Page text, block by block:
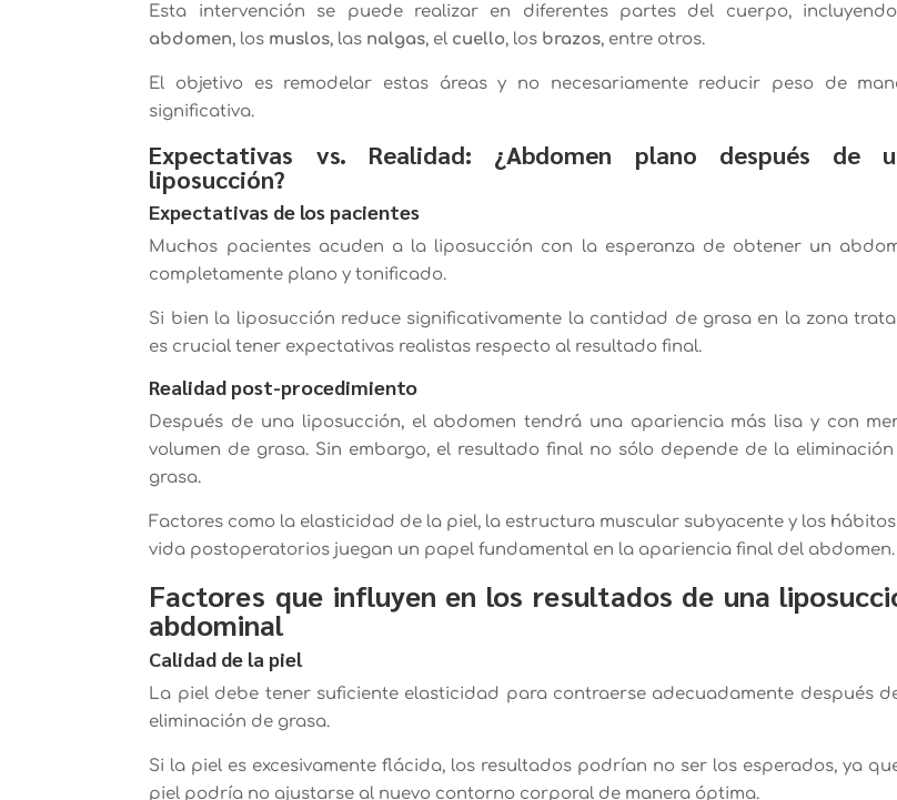
Esta intervención se puede realizar en diferentes partes del cuerpo,
abdomen, los muslos, las nalgas, el cuello, los brazos, entre otros.
El objetivo es remodelar estas áreas y no necesariamente reducir peso de
significativa.
Expectativas vs. Realidad: ¿Abdomen plano después de
liposucción?
Expectativas de los pacientes
Muchos pacientes acuden a la liposucción con la esperanza de obtener un
completamente plano y tonificado.
Si bien la liposucción reduce significativamente la cantidad de grasa en la zona
es crucial tener expectativas realistas respecto al resultado final.
Realidad post-procedimiento
Después de una liposucción, el abdomen tendrá una apariencia más lisa y con
volumen de grasa. Sin embargo, el resultado final no sólo depende de la
grasa.
Factores como la elasticidad de la piel, la estructura muscular subyacente y los
vida postoperatorios juegan un papel fundamental en la apariencia final del abdomen.
Factores que influyen en los resultados de una
abdominal
Calidad de la piel
La piel debe tener suficiente elasticidad para contraerse adecuadamente después
eliminación de grasa.
Si la piel es excesivamente flácida, los resultados podrían no ser los esperados, ya
piel podría no ajustarse al nuevo contorno corporal de manera óptima.